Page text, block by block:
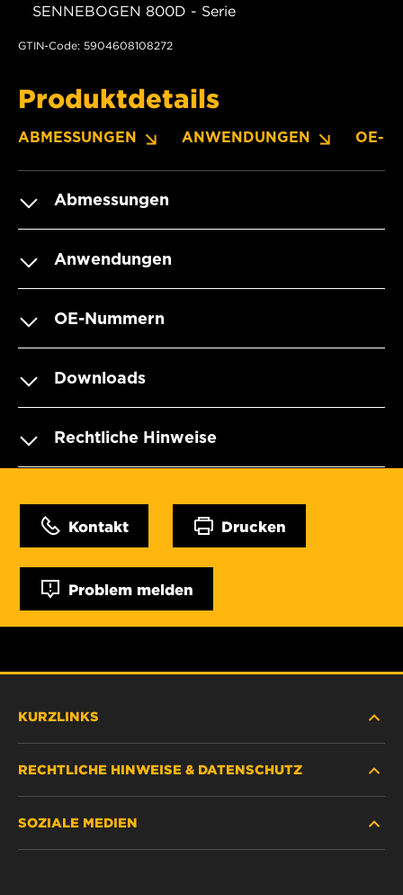
SENNEBOGEN 800D - Serie
GTIN-Code: 5904608108272
Produktdetails
ABMESSUNGEN ANWENDUNGEN OE-
Abmessungen
Anwendungen
OE-Nummern
Downloads
Rechtliche Hinweise
Kontakt Drucken
Problem melden
KURZLINKS
HÄNDLERSUCHE
RECHTLICHE HINWEISE & DATENSCHUTZ
SOZIALE MEDIEN